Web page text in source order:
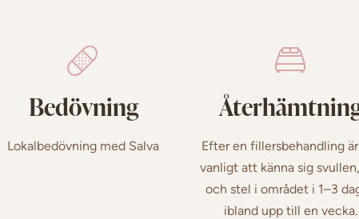
Bedövning
Lokalbedövning med Salva
Efter en fillersbehandling
vanligt att känna sig
och stel i området i 1–3
ibland upp till en vecka.